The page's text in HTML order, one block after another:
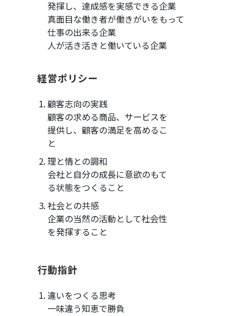
発揮し、達成感を実感できる企業
真面目な働き者が働きがいをもって
仕事の出来る企業
人が活き活きと働いている企業
経営ポリシー
顧客志向の実践
顧客の求める商品、サービスを
提供し、顧客の満足を高めるこ
と
理と情との調和
会社と自分の成長に意欲のもて
る状態をつくること
社会との共感
企業の当然の活動として社会性
を発揮すること
行動指針
違いをつくる思考
一味違う知恵で勝負